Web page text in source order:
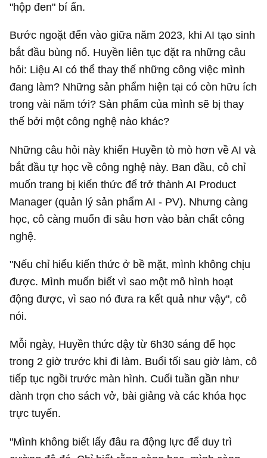
"hộp đen" bí ẩn.
Bước ngoặt đến vào giữa năm 2023, khi AI tạo sinh
bắt đầu bùng nổ. Huyền liên tục đặt ra những câu
hỏi: Liệu AI có thể thay thế những công việc mình
đang làm? Những sản phẩm hiện tại có còn hữu ích
trong vài năm tới? Sản phẩm của mình sẽ bị thay
thế bởi một công nghệ nào khác?
Những câu hỏi này khiến Huyền tò mò hơn về AI và
bắt đầu tự học về công nghệ này. Ban đầu, cô chỉ
muốn trang bị kiến thức để trở thành AI Product
Manager (quản lý sản phẩm AI - PV). Nhưng càng
học, cô càng muốn đi sâu hơn vào bản chất công
nghệ.
"Nếu chỉ hiểu kiến thức ở bề mặt, mình không chịu
được. Mình muốn biết vì sao một mô hình hoạt
động được, vì sao nó đưa ra kết quả như vậy", cô
nói.
Mỗi ngày, Huyền thức dậy từ 6h30 sáng để học
trong 2 giờ trước khi đi làm. Buổi tối sau giờ làm, cô
tiếp tục ngồi trước màn hình. Cuối tuần gần như
dành trọn cho sách vở, bài giảng và các khóa học
trực tuyến.
"Mình không biết lấy đâu ra động lực để duy trì